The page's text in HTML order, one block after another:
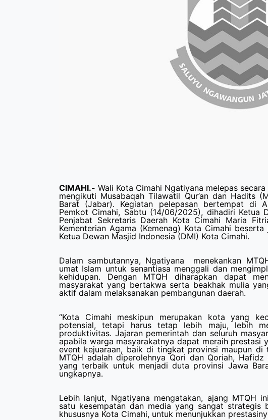
CIMAHI.- Wali Kota Cimahi Ngatiyana melepas
mengikuti Musabaqah Tilawatil Qur’an dan Hadits
Barat (Jabar). Kegiatan pelepasan bertempat di
Pemkot Cimahi, Sabtu (14/06/2025), dihadiri Ketua
Penjabat Sekretaris Daerah Kota Cimahi Maria
Kementerian Agama (Kemenag) Kota Cimahi
Ketua Dewan Masjid Indonesia (DMI) Kota Cimahi.
Dalam sambutannya, Ngatiyana menekankan
umat Islam untuk senantiasa menggali dan
kehidupan. Dengan MTQH diharapkan dapat
masyarakat yang bertakwa serta beakhak mulia
aktif dalam melaksanakan pembangunan daerah.
“Kota Cimahi meskipun merupakan kota yang
potensial, tetapi harus tetap lebih maju, lebih
produktivitas. Jajaran pemerintah dan seluruh
apabila warga masyarakatnya dapat meraih prestasi
event kejuaraan, baik di tingkat provinsi maupun di
MTQH adalah diperolehnya Qori dan Qoriah,
yang terbaik untuk menjadi duta provinsi Jawa
ungkapnya.
Lebih lanjut, Ngatiyana mengatakan, ajang MTQH
satu kesempatan dan media yang sangat strategis
khususnya Kota Cimahi, untuk menunjukkan